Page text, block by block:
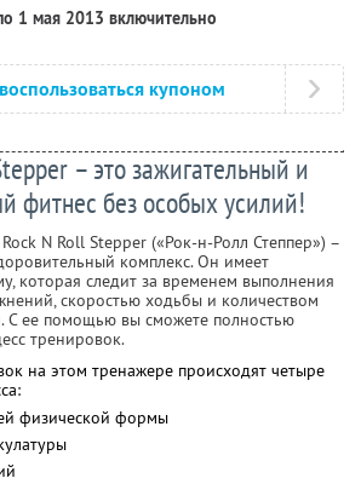
1 мая 2013 включительно
купоном
– это зажигательный и
фитнес без особых усилий!
N Roll Stepper («Рок-н-Ролл Степпер») –
комплекс. Он имеет
которая следит за временем выполнения
скоростью ходьбы и количеством
С ее помощью вы сможете полностью
тренировок.
на этом тренажере происходят четыре
физической формы